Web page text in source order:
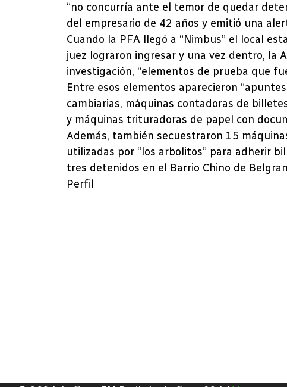
“no concurría ante el temor de quedar
del empresario de 42 años y emitió una
Cuando la PFA llegó a “Nimbus” el local
juez lograron ingresar y una vez dentro, la
investigación, “elementos de prueba que
Entre esos elementos aparecieron
cambiarias, máquinas contadoras de
y máquinas trituradoras de papel con
Además, también secuestraron 15
utilizadas por “los arbolitos” para adherir
tres detenidos en el Barrio Chino de
Perfil